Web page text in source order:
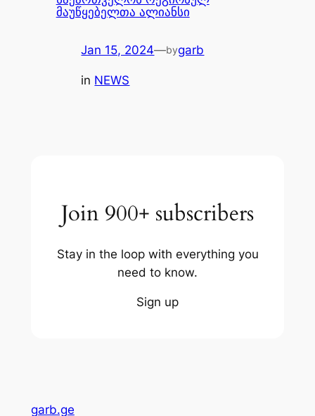
მაუწყებელთა ალიანსი
Jan 15, 2024—bygarb
in NEWS
Join 900+ subscribers
Stay in the loop with everything you
need to know.
Sign up
garb.ge